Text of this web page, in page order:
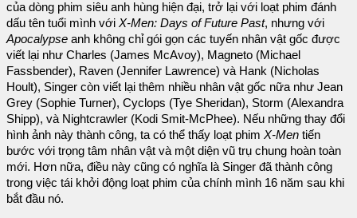
của dòng phim siêu anh hùng hiện đại, trở lại với loạt phim đánh
dấu tên tuổi mình với X-Men: Days of Future Past, nhưng với
Apocalypse anh không chỉ gói gọn các tuyến nhân vật gốc được
viết lại như Charles (James McAvoy), Magneto (Michael
Fassbender), Raven (Jennifer Lawrence) và Hank (Nicholas
Hoult), Singer còn viết lại thêm nhiều nhân vật gốc nữa như Jean
Grey (Sophie Turner), Cyclops (Tye Sheridan), Storm (Alexandra
Shipp), và Nightcrawler (Kodi Smit-McPhee). Nếu những thay đổi
hình ảnh này thành công, ta có thể thấy loạt phim X-Men tiến
bước với trọng tâm nhân vật và một diện vũ trụ chung hoàn toàn
mới. Hơn nữa, điều này cũng có nghĩa là Singer đã thành công
trong việc tái khởi động loạt phim của chính mình 16 năm sau khi
bắt đầu nó.